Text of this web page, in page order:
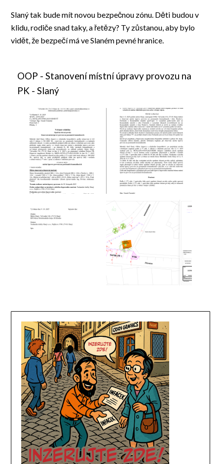
Slaný tak bude mít novou bezpečnou zónu. Děti budou v
klidu, rodiče snad taky, a řetězy? Ty zůstanou, aby bylo
vidět, že bezpečí má ve Slaném pevné hranice.
OOP - Stanovení místní úpravy provozu na
PK - Slaný